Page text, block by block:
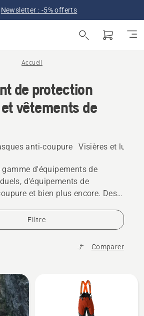
Newsletter : -5% offerts
Accueil
de protection
vêtements de
anti-coupure Visières et
gamme d'équipements de
d'équipements de
et bien plus encore. Des
tous les défis.
Filtre
Comparer